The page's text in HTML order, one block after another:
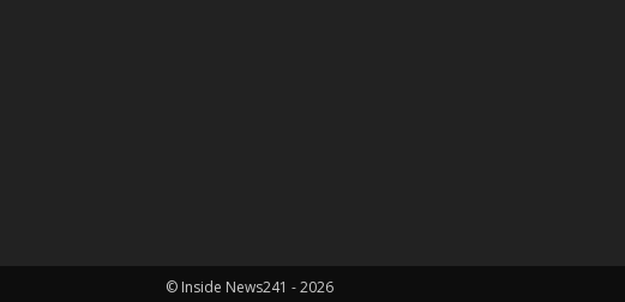
© Inside News241 - 2026